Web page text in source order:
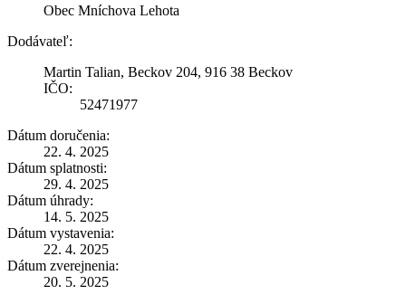
Obec Mníchova Lehota
Dodávateľ:
Martin Talian, Beckov 204, 916 38 Beckov
IČO:
52471977
Dátum doručenia:
22. 4. 2025
Dátum splatnosti:
29. 4. 2025
Dátum úhrady:
14. 5. 2025
Dátum vystavenia:
22. 4. 2025
Dátum zverejnenia:
20. 5. 2025